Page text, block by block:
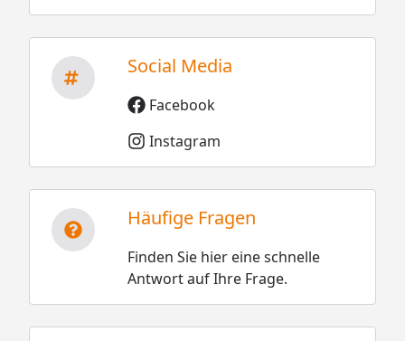
Social Media
Facebook
Instagram
Häufige Fragen
Finden Sie hier eine schnelle
Antwort auf Ihre Frage.